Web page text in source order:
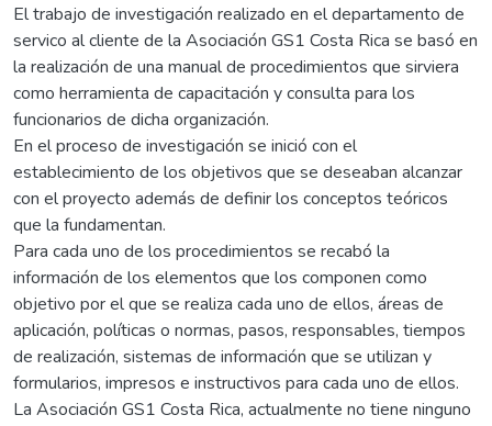
El trabajo de investigación realizado en el departamento de
servico al cliente de la Asociación GS1 Costa Rica se basó en
la realización de una manual de procedimientos que sirviera
como herramienta de capacitación y consulta para los
funcionarios de dicha organización.
En el proceso de investigación se inició con el
establecimiento de los objetivos que se deseaban alcanzar
con el proyecto además de definir los conceptos teóricos
que la fundamentan.
Para cada uno de los procedimientos se recabó la
información de los elementos que los componen como
objetivo por el que se realiza cada uno de ellos, áreas de
aplicación, políticas o normas, pasos, responsables, tiempos
de realización, sistemas de información que se utilizan y
formularios, impresos e instructivos para cada uno de ellos.
La Asociación GS1 Costa Rica, actualmente no tiene ninguno